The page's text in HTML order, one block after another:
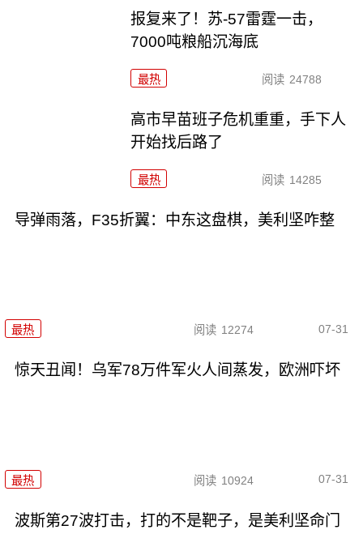
报复来了！苏-57雷霆一击，
7000吨粮船沉海底
最热 阅读 24788
高市早苗班子危机重重，手下人
开始找后路了
最热 阅读 14285
导弹雨落，F35折翼：中东这盘棋，美利坚咋整
最热 阅读 12274 07-31
惊天丑闻！乌军78万件军火人间蒸发，欧洲吓坏
最热 阅读 10924 07-31
波斯第27波打击，打的不是靶子，是美利坚命门